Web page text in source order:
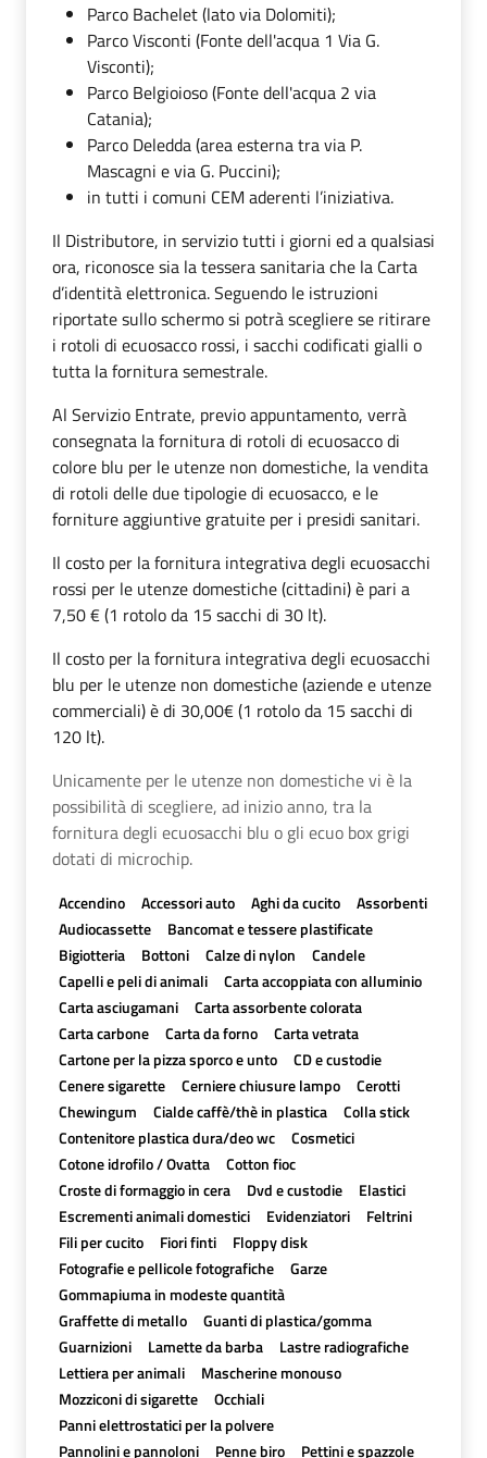
Parco Bachelet (lato via Dolomiti);
Parco Visconti (Fonte dell'acqua 1 Via G.
Visconti);
Parco Belgioioso (Fonte dell'acqua 2 via
Catania);
Parco Deledda (area esterna tra via P.
Mascagni e via G. Puccini);
in tutti i comuni CEM aderenti l’iniziativa.
Il Distributore, in servizio tutti i giorni ed a qualsiasi
ora, riconosce sia la tessera sanitaria che la Carta
d’identità elettronica. Seguendo le istruzioni
riportate sullo schermo si potrà scegliere se ritirare
i rotoli di ecuosacco rossi, i sacchi codificati gialli o
tutta la fornitura semestrale.
Al Servizio Entrate, previo appuntamento, verrà
consegnata la fornitura di rotoli di ecuosacco di
colore blu per le utenze non domestiche, la vendita
di rotoli delle due tipologie di ecuosacco, e le
forniture aggiuntive gratuite per i presidi sanitari.
Il costo per la fornitura integrativa degli ecuosacchi
rossi per le utenze domestiche (cittadini) è pari a
7,50 € (1 rotolo da 15 sacchi di 30 lt).
Il costo per la fornitura integrativa degli ecuosacchi
blu per le utenze non domestiche (aziende e utenze
commerciali) è di 30,00€ (1 rotolo da 15 sacchi di
120 lt).
Unicamente per le utenze non domestiche vi è la
possibilità di scegliere, ad inizio anno, tra la
fornitura degli ecuosacchi blu o gli ecuo box grigi
dotati di microchip.
Accendino Accessori auto Aghi da cucito
Assorbenti
Audiocassette
Bancomat e tessere plastificate
Bigiotteria
Bottoni Calze di nylon
Candele
Capelli e peli di animali
Carta accoppiata con alluminio
Carta asciugamani
Carta assorbente colorata
Carta carbone
Carta da forno
Carta vetrata
Cartone per la pizza sporco e unto
CD e custodie
Cenere sigarette
Cerniere chiusure lampo
Cerotti
Chewingum
Cialde caffè/thè in plastica
Colla stick
Contenitore plastica dura/deo wc
Cosmetici
Cotone idrofilo / Ovatta
Cotton fioc
Croste di formaggio in cera
Dvd e custodie
Elastici
Escrementi animali domestici
Evidenziatori
Feltrini
Fili per cucito
Fiori finti
Floppy disk
Fotografie e pellicole fotografiche
Garze
Gommapiuma in modeste quantità
Graffette di metallo
Guanti di plastica/gomma
Guarnizioni
Lamette da barba
Lastre radiografiche
Lettiera per animali
Mascherine monouso
Mozziconi di sigarette
Occhiali
Panni elettrostatici per la polvere
Pannolini e pannoloni
Penne biro
Pettini e spazzole